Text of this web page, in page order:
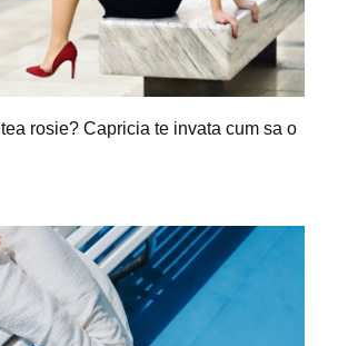
rosie? Capricia te invata cum sa o